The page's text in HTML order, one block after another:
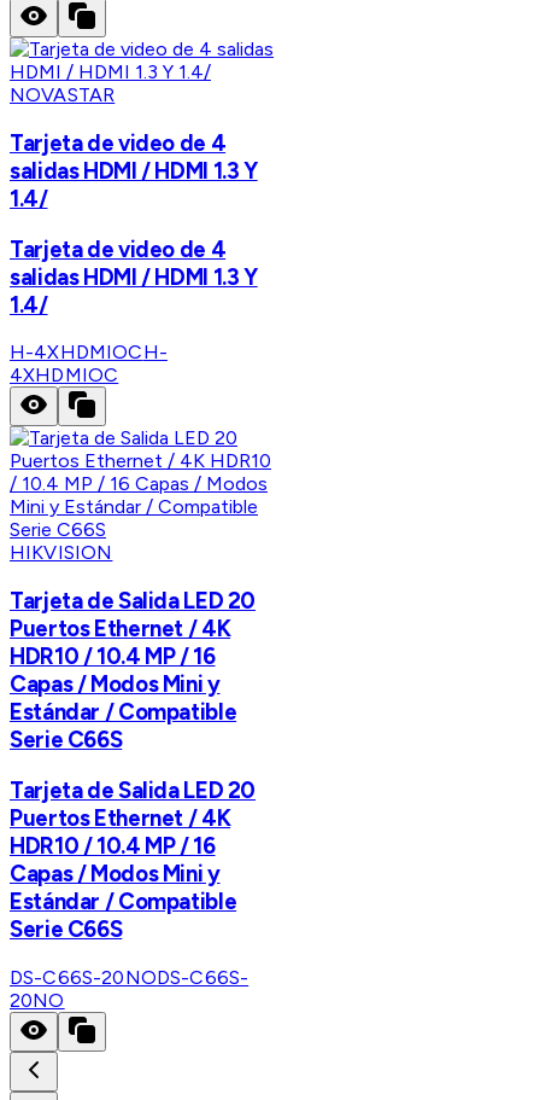
NOVASTAR
Tarjeta de video de 4
salidas HDMI / HDMI 1.3 Y
1.4/
Tarjeta de video de 4
salidas HDMI / HDMI 1.3 Y
1.4/
H-4XHDMIOCH-
4XHDMIOC
HIKVISION
Tarjeta de Salida LED 20
Puertos Ethernet / 4K
HDR10 / 10.4 MP / 16
Capas / Modos Mini y
Estándar / Compatible
Serie C66S
Tarjeta de Salida LED 20
Puertos Ethernet / 4K
HDR10 / 10.4 MP / 16
Capas / Modos Mini y
Estándar / Compatible
Serie C66S
DS-C66S-20NODS-C66S-
20NO